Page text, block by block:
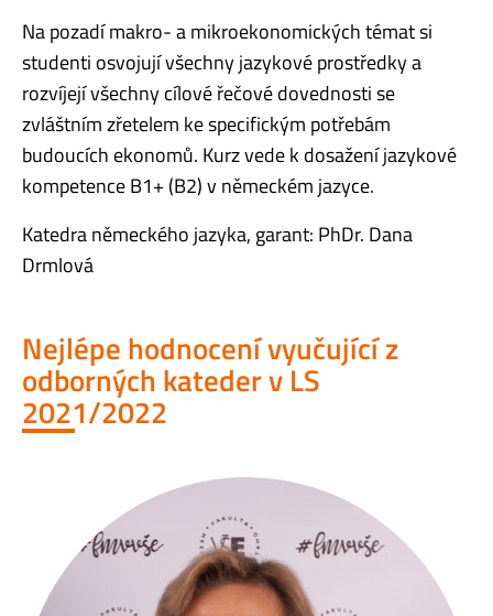
Na pozadí makro- a mikroekonomických témat si
studenti osvojují všechny jazykové prostředky a
rozvíjejí všechny cílové řečové dovednosti se
zvláštním zřetelem ke specifickým potřebám
budoucích ekonomů. Kurz vede k dosažení jazykové
kompetence B1+ (B2) v německém jazyce.
Katedra německého jazyka, garant: PhDr. Dana
Drmlová
Nejlépe hodnocení vyučující z
odborných kateder v LS
2021/2022